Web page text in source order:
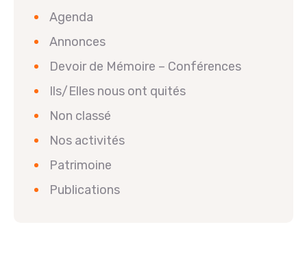
Agenda
Annonces
Devoir de Mémoire – Conférences
Ils/Elles nous ont quités
Non classé
Nos activités
Patrimoine
Publications